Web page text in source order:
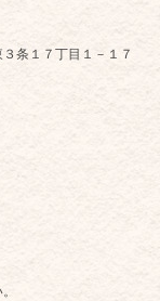
条１７丁目１－１７